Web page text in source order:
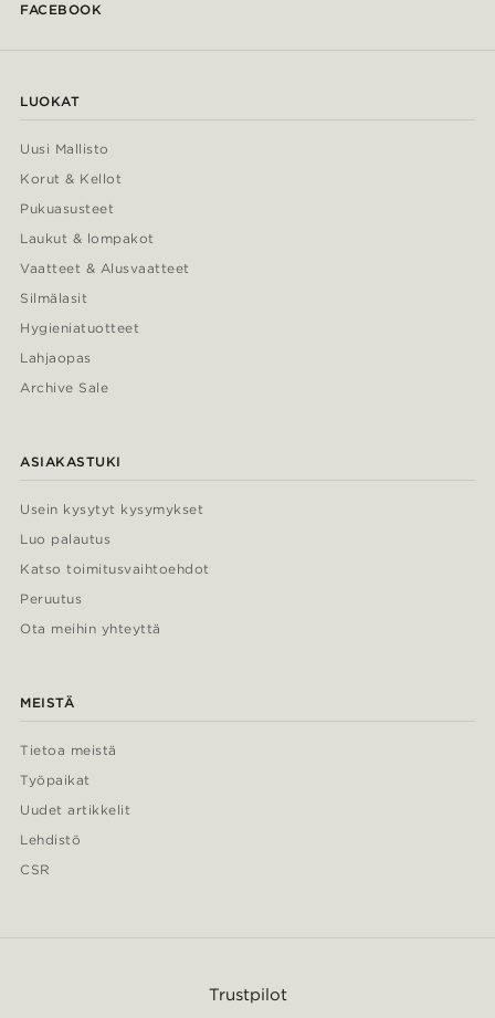
FACEBOOK
LUOKAT
Uusi Mallisto
Korut & Kellot
Pukuasusteet
Laukut & lompakot
Vaatteet & Alusvaatteet
Silmälasit
Hygieniatuotteet
Lahjaopas
Archive Sale
ASIAKASTUKI
Usein kysytyt kysymykset
Luo palautus
Katso toimitusvaihtoehdot
Peruutus
Ota meihin yhteyttä
MEISTÄ
Tietoa meistä
Työpaikat
Uudet artikkelit
Lehdistö
CSR
Trustpilot